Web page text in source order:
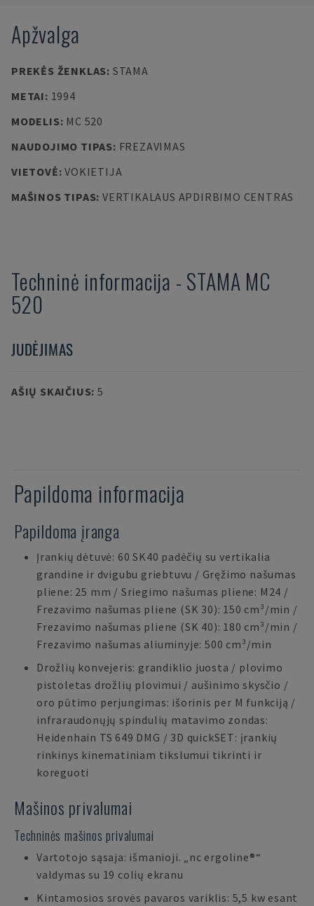
Apžvalga
PREKĖS ŽENKLAS: STAMA
METAI: 1994
MODELIS: MC 520
NAUDOJIMO TIPAS: FREZAVIMAS
VIETOVĖ:VOKIETIJA
MAŠINOS TIPAS: VERTIKALAUS APDIRBIMO CENTRAS
Techninė informacija - STAMA MC
520
JUDĖJIMAS
AŠIŲ SKAIČIUS: 5
Papildoma informacija
Papildoma įranga
Įrankių dėtuvė: 60 SK40 padėčių su vertikalia
grandine ir dvigubu griebtuvu / Gręžimo našumas
pliene: 25 mm / Sriegimo našumas pliene: M24 /
Frezavimo našumas pliene (SK 30): 150 cm³/min /
Frezavimo našumas pliene (SK 40): 180 cm³/min /
Frezavimo našumas aliuminyje: 500 cm³/min
Drožlių konvejeris: grandiklio juosta / plovimo
pistoletas drožlių plovimui / aušinimo skysčio /
oro pūtimo perjungimas: išorinis per M funkciją /
infraraudonųjų spindulių matavimo zondas:
Heidenhain TS 649 DMG / 3D quickSET: įrankių
rinkinys kinematiniam tikslumui tikrinti ir
koreguoti
Mašinos privalumai
Techninės mašinos privalumai
Vartotojo sąsaja: išmanioji. „nc ergoline®“
valdymas su 19 colių ekranu
Kintamosios srovės pavaros variklis: 5,5 kw esant